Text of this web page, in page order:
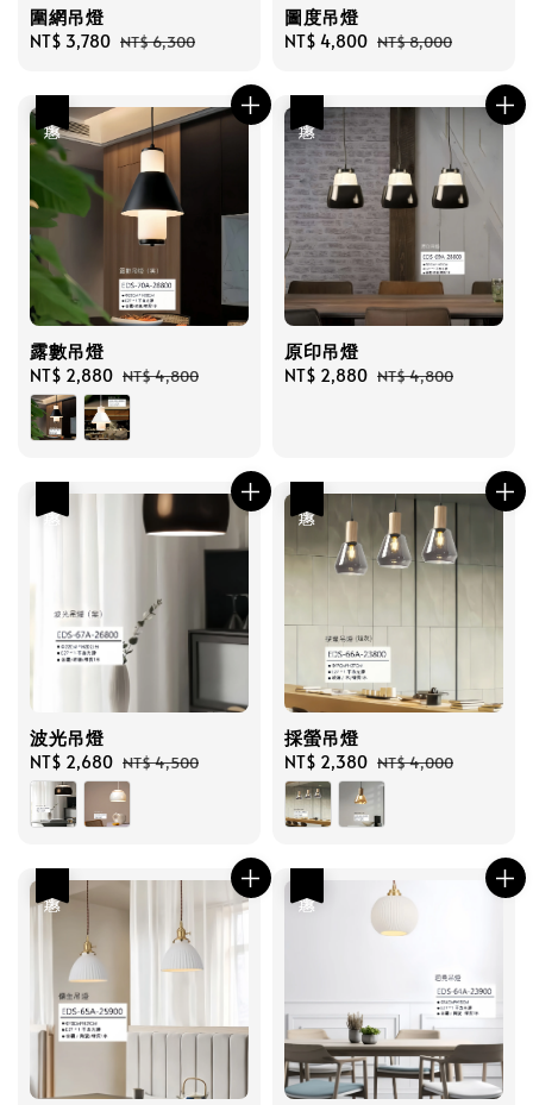
圍網吊燈
Sale
NT$ 3,780 Regular
NT$ 6,300
圖度吊燈
Sale
NT$ 4,800 Regular
NT$ 8,000
露數吊燈
Sale
price
NT$ 2,880 Regular
price
NT$ 4,800
原印吊燈
Sale
NT$ 2,880 Regular
NT$ 4,800
波光吊燈
Sale
price
NT$ 2,680 Regular
price
NT$ 4,500
採螢吊燈
Sale
price
NT$ 2,380 Regular
price
NT$ 4,000